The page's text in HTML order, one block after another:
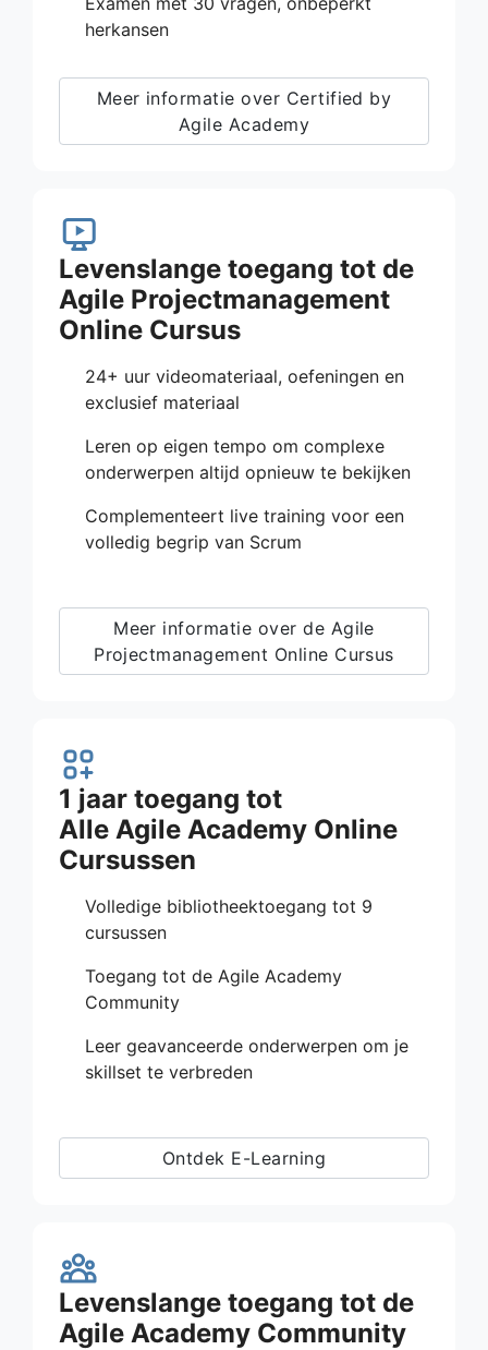
herkansen
Meer informatie over Certified by
Agile Academy
Levenslange toegang tot de
Agile Projectmanagement
Online Cursus
24+ uur videomateriaal, oefeningen en
exclusief materiaal
Leren op eigen tempo om complexe
onderwerpen altijd opnieuw te bekijken
Complementeert live training voor een
volledig begrip van Scrum
Meer informatie over de Agile
Projectmanagement Online Cursus
1 jaar toegang tot
Alle Agile Academy Online
Cursussen
Volledige bibliotheektoegang tot 9
cursussen
Toegang tot de Agile Academy
Community
Leer geavanceerde onderwerpen om je
skillset te verbreden
Ontdek E-Learning
Levenslange toegang tot de
Agile Academy Community